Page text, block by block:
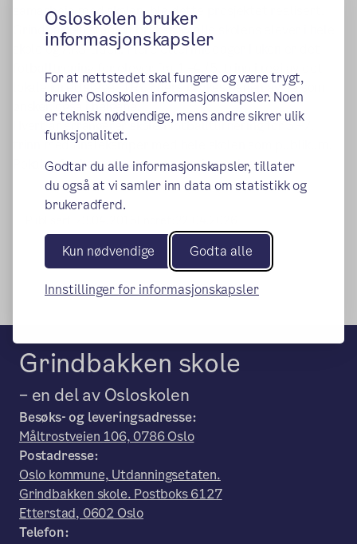
Osloskolen bruker
informasjonskapsler
For at nettstedet skal fungere og være trygt,
bruker Osloskolen informasjonskapsler. Noen
er teknisk nødvendige, mens andre sikrer ulik
funksjonalitet.
Godtar du alle informasjonskapsler, tillater
du også at vi samler inn data om statistikk og
brukeradferd.
Kun nødvendige Godta alle
Innstillinger for informasjonskapsler
samarbeid med skolen, ble dette prosjektet realisert.
Grindbakken stadion brukes av alle skolens elever i hele
skole og AKS-tiden. Flere ettermiddager i uken er det
fotballtrening for elever fra 1.–4./5. trinn i regi av det
lokale idrettslaget TRY. Ellers brukes banen av de som
ønsker, også i helgene.
Hvert år arrangerer skolen fotballturnering for 5.–7.
trinn med finalekamper med hele skolen som publikum.
Pokaler for beste jente- og guttelag deles ut.
Grindbakken skole
– en del av Osloskolen
Besøks- og leveringsadresse:
Måltrostveien 106, 0786 Oslo
Postadresse:
Oslo kommune, Utdanningsetaten.
Grindbakken skole. Postboks 6127
Etterstad, 0602 Oslo
Telefon: